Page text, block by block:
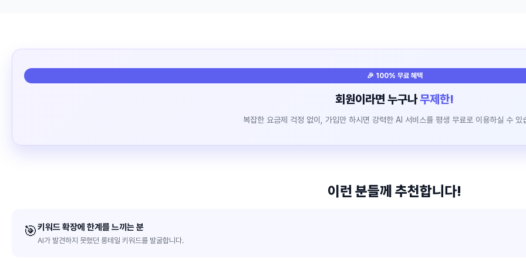
🎉 100% 무료 혜택
회원이라면 누구나무제한!
복잡한 요금제 걱정 없이, 가입만 하시면 강력한 AI 서비스를 평생 무료로 이용하실 수 있
이런 분들께 추천합니다!
🎯키워드 확장에 한계를 느끼는 분
AI가 발견하지 못했던 롱테일 키워드를 발굴합니다.